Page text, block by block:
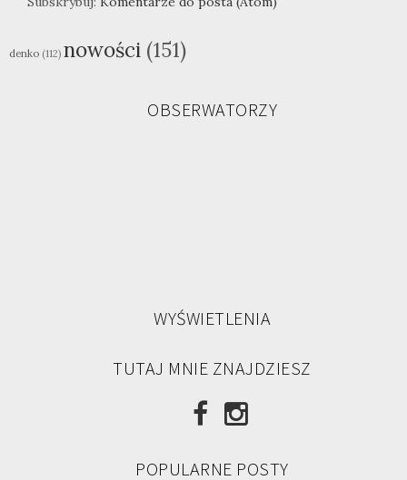
denko (112) nowości (151)
OBSERWATORZY
WYŚWIETLENIA
TUTAJ MNIE ZNAJDZIESZ
POPULARNE POSTY